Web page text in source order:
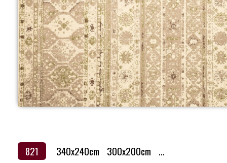
821 340x240cm 300x200cm ...